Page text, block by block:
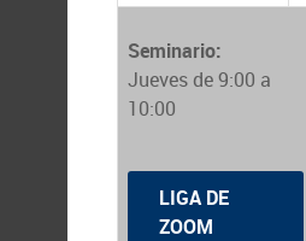
Seminario:
Jueves de 9:00 a
10:00
LIGA DE
ZOOM